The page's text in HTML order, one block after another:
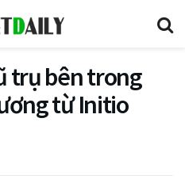
trụ bên trong
từ Initio